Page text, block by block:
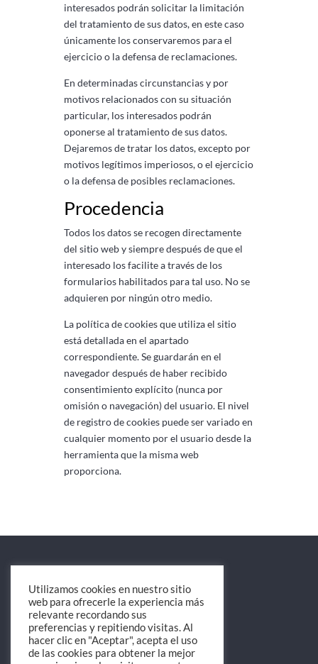
interesados ​​podrán solicitar la limitación
del tratamiento de sus datos, en este caso
únicamente los conservaremos para el
ejercicio o la defensa de reclamaciones.
En determinadas circunstancias y por
motivos relacionados con su situación
particular, los interesados ​​podrán
oponerse al tratamiento de sus datos.
Dejaremos de tratar los datos, excepto por
motivos legítimos imperiosos, o el ejercicio
o la defensa de posibles reclamaciones.
Procedencia
Todos los datos se recogen directamente
del sitio web y siempre después de que el
interesado los facilite a través de los
formularios habilitados para tal uso. No se
adquieren por ningún otro medio.
La política de cookies que utiliza el sitio
está detallada en el apartado
correspondiente. Se guardarán en el
navegador después de haber recibido
consentimiento explícito (nunca por
omisión o navegación) del usuario. El nivel
de registro de cookies puede ser variado en
cualquier momento por el usuario desde la
herramienta que la misma web
proporciona.
Avda. Matías Guasch, 46
08786 Capellades (Barcelona)
Utilizamos cookies en nuestro sitio
web para ofrecerle la experiencia más
relevante recordando sus
preferencias y repitiendo visitas. Al
hacer clic en "Aceptar", acepta el uso
de las cookies para obtener la mejor